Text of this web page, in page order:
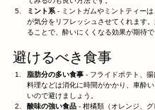
ミント系 - ミントガムやミントティーは
が気分をリフレッシュさせてくれます
ることで、酔いにくくなる効果が期待で
避けるべき食事
脂肪分の多い食事 - フライドポテト、
料理などは消化に時間がかかり、車酔
いので避けましょう。
酸味の強い食品 - 柑橘類（オレンジ、グ